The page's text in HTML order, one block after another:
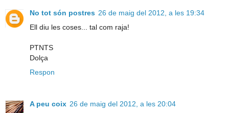
No tot són postres 26 de maig del 2012, a les 19:34
Ell diu les coses... tal com raja!
PTNTS
Dolça
Respon
A peu coix 26 de maig del 2012, a les 20:04